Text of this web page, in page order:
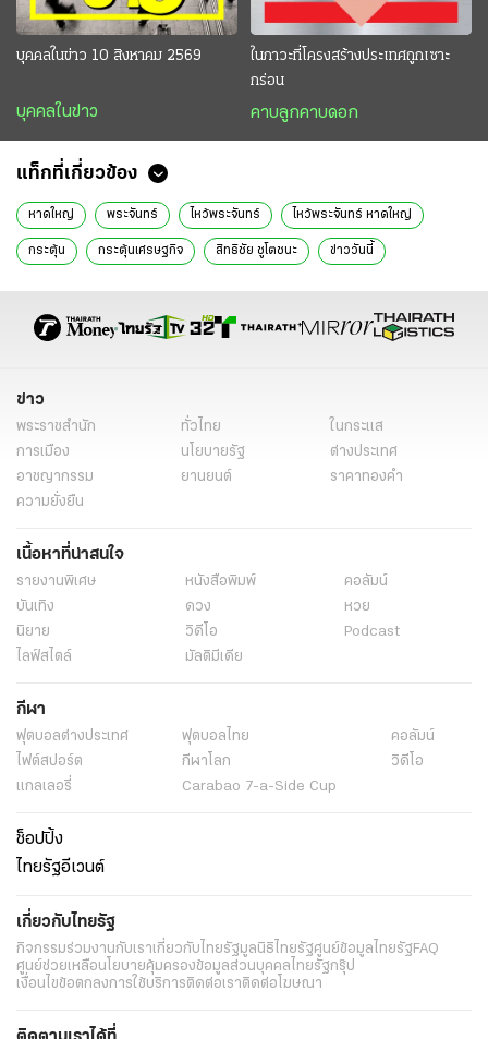
บุคคลในข่าว 10 สิงหาคม 2569
บุคคลในข่าว
ในภาวะที่โครงสร้างประเทศถูกเซาะ
กร่อน
คาบลูกคาบดอก
แท็กที่เกี่ยวข้อง
หาดใหญ่ พระจันทร์ ไหว้พระจันทร์ ไหว้พระจันทร์ หาดใหญ่
กระตุ้น กระตุ้นเศรษฐกิจ สิทธิชัย ชูโตชนะ ข่าววันนี้
ข่าว
พระราชสำนัก ทั่วไทย
ในกระแส
การเมือง
นโยบายรัฐ
ต่างประเทศ
อาชญากรรม
ยานยนต์
ราคาทองคำ
ความยั่งยืน
เนื้อหาที่น่าสนใจ
รายงานพิเศษ หนังสือพิมพ์
คอลัมน์
บันเทิง
ดวง
หวย
นิยาย
วิดีโอ
Podcast
ไลฟ์สไตล์
มัลติมีเดีย
กีฬา
ฟุตบอลต่่างประเทศ ฟุตบอลไทย
คอลัมน์
ไฟต์สปอร์ต
กีฬาโลก
วิดีโอ
แกลเลอรี่
Carabao 7-a-Side Cup
ช็อปปิ้ง
ไทยรัฐอีเวนต์
เกี่ยวกับไทยรัฐ
กิจกรรมร่วมงานกับเราเกี่ยวกับไทยรัฐมูลนิธิไทยรัฐศูนย์ข้อมูลไทยรัฐFAQ
ศูนย์ช่วยเหลือนโยบายคุ้มครองข้อมูลส่วนบุคคลไทยรัฐกรุ๊ป
เงื่อนไขข้อตกลงการใช้บริการติดต่อเราติดต่อโฆษณา